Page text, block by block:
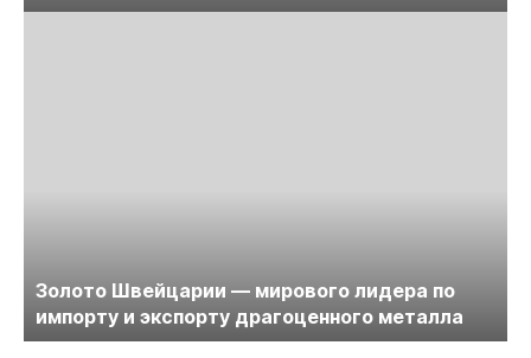
Золото Швейцарии — мирового лидера по
импорту и экспорту драгоценного металла